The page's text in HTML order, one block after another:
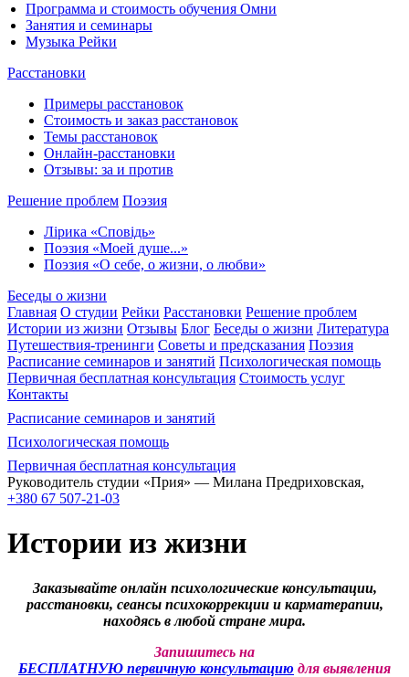
Программа и стоимость обучения Омни
Занятия и семинары
Музыка Рейки
Расстановки
Примеры расстановок
Стоимость и заказ расстановок
Темы расстановок
Онлайн-расстановки
Отзывы: за и против
Решение проблем Поэзия
Лірика «Сповідь»
Поэзия «Моей душе...»
Поэзия «О себе, о жизни, о любви»
Беседы о жизни
Главная О студии Рейки Расстановки Решение проблем
Истории из жизни Отзывы Блог Беседы о жизни Литература
Путешествия-тренинги Советы и предсказания Поэзия
Расписание семинаров и занятий Психологическая помощь
Первичная бесплатная консультация Стоимость услуг
Контакты
Расписание семинаров и занятий
Психологическая помощь
Первичная бесплатная консультация
Руководитель студии «Прия» — Милана Предриховская,
+380 67 507-21-03
Истории из жизни
Заказывайте онлайн психологические консультации,
расстановки, сеансы психокоррекции и карматерапии,
находясь в любой стране мира.
Запишитесь на
БЕСПЛАТНУЮ первичную консультацию для выявления